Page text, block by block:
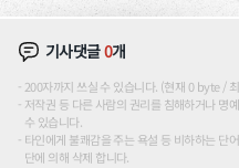
기사댓글0개
200자까지 쓰실 수 있습니다. (현재 0 byte /
저작권 등 다른 사람의 권리를 침해하거나 명
수 있습니다.
타인에게 불쾌감을 주는 욕설 등 비하하는 단
단에 의해 삭제 합니다.